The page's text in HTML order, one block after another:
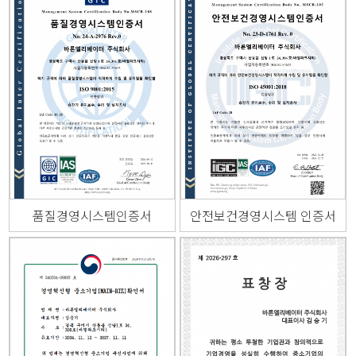
품질경영시스템인증서 안전보건경영시스템 인증서